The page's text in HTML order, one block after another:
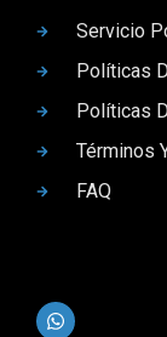
Servicio
Políticas
Políticas
Términos
FAQ